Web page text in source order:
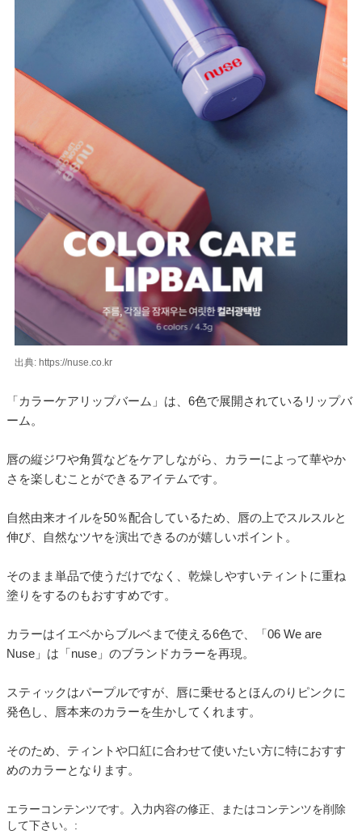
出典: https://nuse.co.kr
「カラーケアリップバーム」は、6色で展開されているリップバ
ーム。
唇の縦ジワや角質などをケアしながら、カラーによって華やか
さを楽しむことができるアイテムです。
自然由来オイルを50％配合しているため、唇の上でスルスルと
伸び、自然なツヤを演出できるのが嬉しいポイント。
そのまま単品で使うだけでなく、乾燥しやすいティントに重ね
塗りをするのもおすすめです。
カラーはイエベからブルベまで使える6色で、「06 We are
Nuse」は「nuse」のブランドカラーを再現。
スティックはパープルですが、唇に乗せるとほんのりピンクに
発色し、唇本来のカラーを生かしてくれます。
そのため、ティントや口紅に合わせて使いたい方に特におすす
めのカラーとなります。
エラーコンテンツです。入力内容の修正、またはコンテンツを削除
して下さい。: